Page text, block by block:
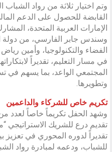
وتم اختيار ثلاثة من رواد
القابضة للحصول على الدعم
الإمارات العربية المتحدة،
وسندس جابر الفارسي، من دولة
الفضاء والتكنولوجيا، وأمين
في مسار التعليم، تقديراً
المجتمعي الواعد، بما يسهم في
وتطويرها.
تكريم خاص للشركاء والداعمين
وشهد الحفل تكريماً خاصاً لعدد
تقديم درع للشريك
تقديراً لدوره المحوري في تعزيز
للشباب، ودعمه لمبادرة رواد